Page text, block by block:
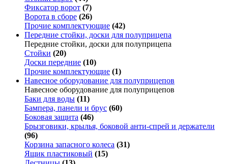
Фиксатор ворот (7)
Ворота в сборе (26)
Прочие комплектующие (42)
Передние стойки, доски для полуприцепа
Передние стойки, доски для полуприцепа
Стойки (20)
Доски передние (10)
Прочие комплектующие (1)
Навесное оборудование для полуприцепов
Навесное оборудование для полуприцепов
Баки для воды (11)
Бампера, панели и брус (60)
Боковая защита (46)
Брызговики, крылья, боковой анти-спрей и держатели
(96)
Корзина запасного колеса (31)
Ящик пластиковый (15)